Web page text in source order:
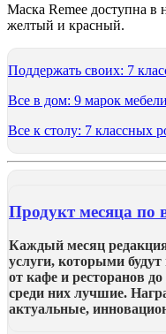
Маска Remee доступна в
желтый и красный.
Поддержать своих: 7
Все в дом: 9 марок
Все к столу: 7 классных
Продукт месяца по
Каждый месяц
услуги, которыми
от кафе и ресторанов
среди них лучшие.
актуальные,